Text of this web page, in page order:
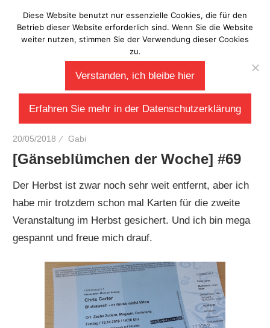
Inhalt
springen
Laberladen
20/05/2018 Gabi
[Gänseblümchen der Woche] #69
Der Herbst ist zwar noch sehr weit entfernt, aber ich
habe mir trotzdem schon mal Karten für die zweite
Veranstaltung im Herbst gesichert. Und ich bin mega
gespannt und freue mich drauf.
Diese Website benutzt nur essenzielle Cookies, die für den
Betrieb dieser Website erforderlich sind. Wenn Sie die Website
weiter nutzen, stimmen Sie der Verwendung dieser Cookies
zu.
Verstanden, ich bleibe hier
Erfahren Sie mehr in der Datenschutzerklärung